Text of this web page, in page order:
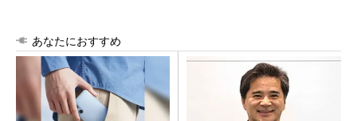
あなたにおすすめ